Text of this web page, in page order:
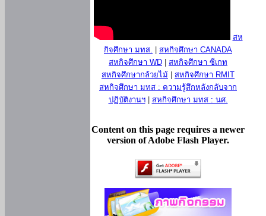
สห
กิจศึกษา มทส.
สหกิจศึกษา CANADA
สหกิจศึกษา WD
สหกิจศึกษา ซีเกท
สหกิจศึกษากล้วยไม้
สหกิจศึกษา RMIT
สหกิจศึกษา มทส : ความรู้สึกหลังกลับจาก
ปฏิบัติงานฯ| สหกิจศึกษา มทส : นศ.
Content on this page requires a newer
version of Adobe Flash Player.